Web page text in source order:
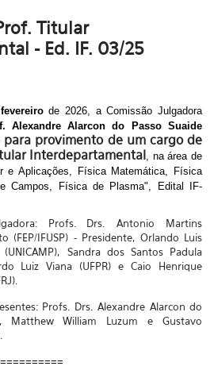
Titular
- Ed. IF. 03/25
de 2026, a Comissão Julgadora
Alexandre Alarcon do Passo Suaide
para provimento de um cargo de
Interdepartamental, na área de
e Aplicações, Física Matemática, Física
Campos, Física de Plasma", Edital IF-
Profs. Drs. Antonio Martins
(FEP/IFUSP) - Presidente, Orlando Luis
Sandra dos Santos Padula
Luiz Viana (UFPR) e Caio Henrique
Profs. Drs. Alexandre Alarcon do
Matthew William Luzum e Gustavo